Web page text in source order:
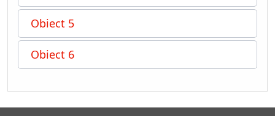
Obiect 5
Obiect 6